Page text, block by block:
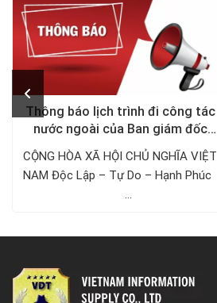
Thông báo lịch trình đi công tác
nước ngoài của Ban giám đốc
Công ty Thám tử VDT năm 2024
CỘNG HÒA XÃ HỘI CHỦ NGHĨA VIỆT
NAM Độc Lập – Tự Do – Hạnh Phúc ­­­­­­­­­­­­­­­­­­­­
...